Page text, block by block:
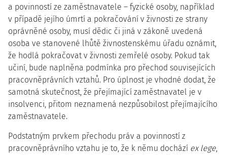
a povinností ze zaměstnavatele – fyzické osoby, například
v případě jejího úmrtí a pokračování v živnosti ze strany
oprávněné osoby, musí dědic či jiná v zákoně uvedená
osoba ve stanovené lhůtě živnostenskému úřadu oznámit,
že hodlá pokračovat v živnosti zemřelé osoby. Pokud tak
učiní, bude naplněna podmínka pro přechod souvisejících
pracovněprávních vztahů. Pro úplnost je vhodné dodat, že
samotná skutečnost, že přejímající zaměstnavatel je v
insolvenci, přitom neznamená nezpůsobilost přejímajícího
zaměstnavatele.
Podstatným prvkem přechodu práv a povinností z
pracovněprávního vztahu je to, že k němu dochází ex lege,